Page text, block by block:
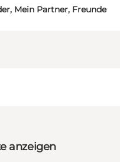
Mein Partner, Freunde
anzeigen